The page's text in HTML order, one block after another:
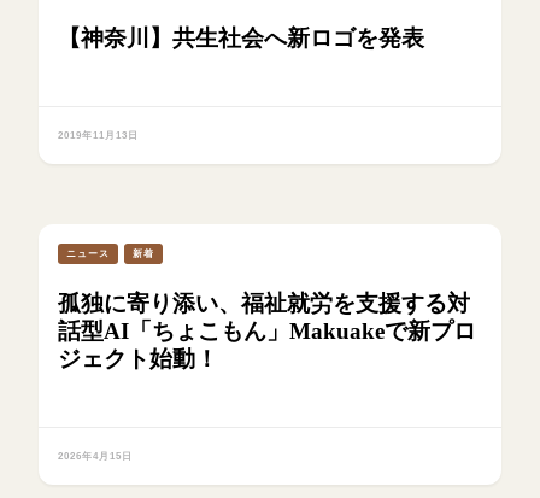
【神奈川】共生社会へ新ロゴを発表
2019年11月13日
ニュース 新着
孤独に寄り添い、福祉就労を支援する対
話型AI「ちょこもん」Makuakeで新プロ
ジェクト始動！
2026年4月15日